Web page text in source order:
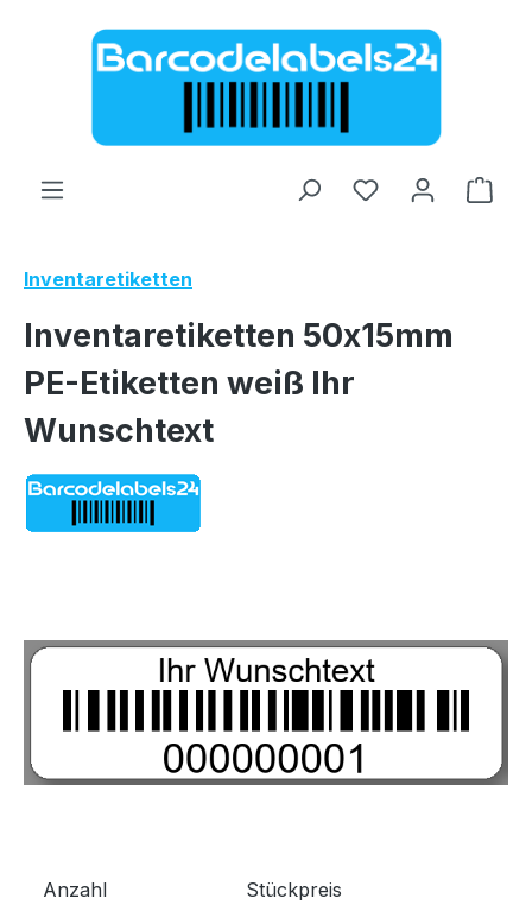
Zum Hauptinhalt springen
Inventaretiketten
Inventaretiketten 50x15mm
PE-Etiketten weiß Ihr
Wunschtext
Anzahl Stückpreis